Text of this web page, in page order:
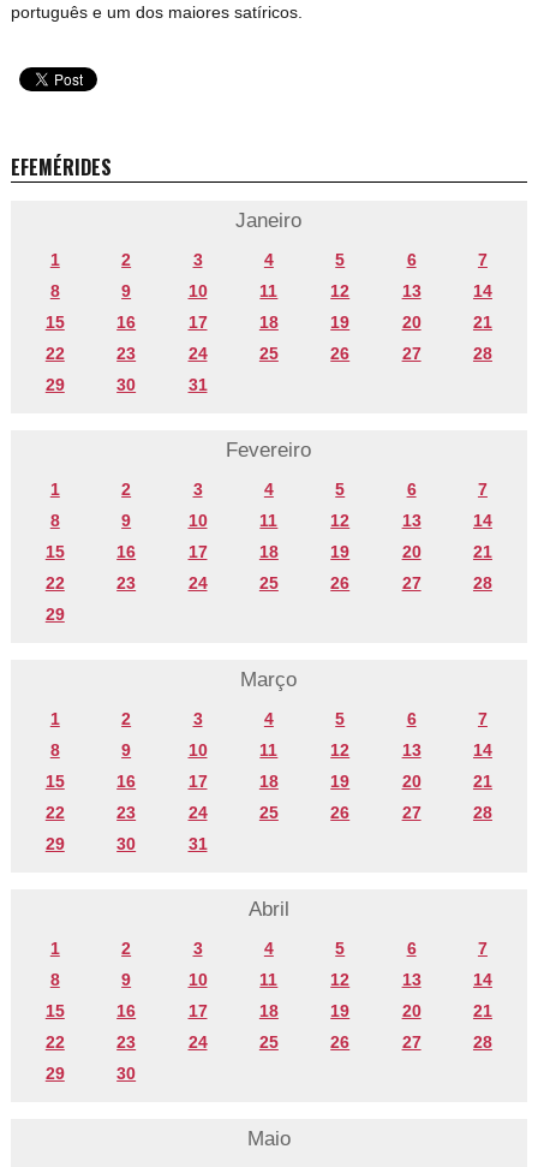
português e um dos maiores satíricos.
EFEMÉRIDES
Janeiro
1 2 3 4 5 6
7
8
9 10 11 12 13
14
15
16 17 18 19 20
21
22
23 24 25 26 27
28
29
30 31
Fevereiro
1 2 3 4 5 6
7
8
9 10 11 12 13
14
15
16 17 18 19 20
21
22
23 24 25 26 27
28
29
Março
1 2 3 4 5 6
7
8
9 10 11 12 13
14
15
16 17 18 19 20
21
22
23 24 25 26 27
28
29
30 31
Abril
1 2 3 4 5 6
7
8
9 10 11 12 13
14
15
16 17 18 19 20
21
22
23 24 25 26 27
28
29
30
Maio